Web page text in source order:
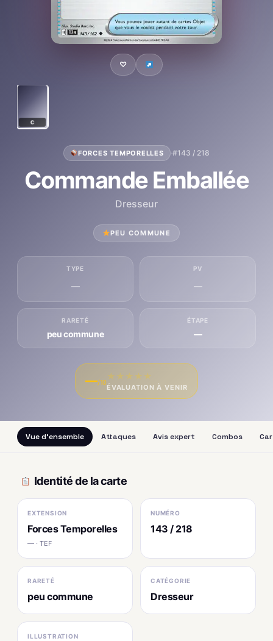
♡
C
FORCES TEMPORELLES ·#143 / 218
Commande Emballée
Dresseur
PEU COMMUNE
TYPE
—
PV
—
RARETÉ
peu commune
ÉTAPE
—
—/10
★ ★ ★ ★ ★
ÉVALUATION À VENIR
Vue d'ensemble Attaques Avis expert Combos
Identité de la carte
EXTENSION
Forces Temporelles
— · TEF
NUMÉRO
143 / 218
RARETÉ
peu commune
CATÉGORIE
Dresseur
ILLUSTRATION